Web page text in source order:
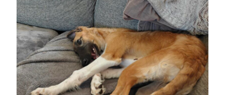
september 2023
augusti 2023
juli 2023
juni 2023
maj 2023
april 2023
mars 2023
februari 2023